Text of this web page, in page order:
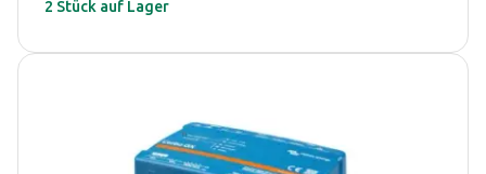
2 Stück auf Lager